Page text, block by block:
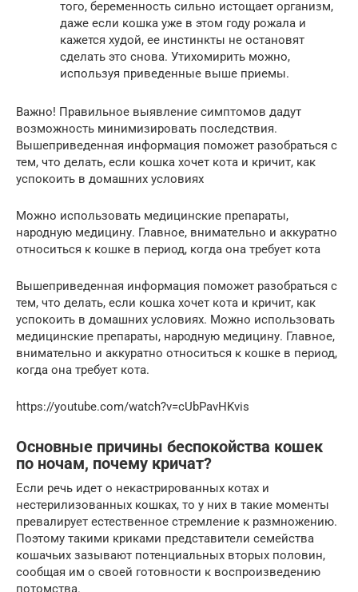
того, беременность сильно истощает организм,
даже если кошка уже в этом году рожала и
кажется худой, ее инстинкты не остановят
сделать это снова. Утихомирить можно,
используя приведенные выше приемы.
Важно! Правильное выявление симптомов дадут
возможность минимизировать последствия.
Вышеприведенная информация поможет разобраться с
тем, что делать, если кошка хочет кота и кричит, как
успокоить в домашних условиях
Можно использовать медицинские препараты,
народную медицину. Главное, внимательно и аккуратно
относиться к кошке в период, когда она требует кота
Вышеприведенная информация поможет разобраться с
тем, что делать, если кошка хочет кота и кричит, как
успокоить в домашних условиях. Можно использовать
медицинские препараты, народную медицину. Главное,
внимательно и аккуратно относиться к кошке в период,
когда она требует кота.
https://youtube.com/watch?v=cUbPavHKvis
Основные причины беспокойства кошек
по ночам, почему кричат?
Если речь идет о некастрированных котах и
нестерилизованных кошках, то у них в такие моменты
превалирует естественное стремление к размножению.
Поэтому такими криками представители семейства
кошачьих зазывают потенциальных вторых половин,
сообщая им о своей готовности к воспроизведению
потомства.